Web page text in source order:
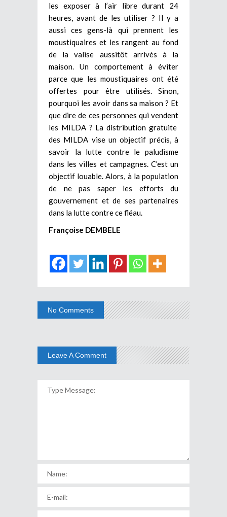
les exposer à l’air libre durant 24
heures, avant de les utiliser ? Il y a
aussi ces gens-là qui prennent les
moustiquaires et les rangent au fond
de la valise aussitôt arrivés à la
maison. Un comportement à éviter
parce que les moustiquaires ont été
offertes pour être utilisés. Sinon,
pourquoi les avoir dans sa maison ? Et
que dire de ces personnes qui vendent
les MILDA ? La distribution gratuite
des MILDA vise un objectif précis, à
savoir la lutte contre le paludisme
dans les villes et campagnes. C’est un
objectif louable. Alors, à la population
de ne pas saper les efforts du
gouvernement et de ses partenaires
dans la lutte contre ce fléau.
Françoise DEMBELE
No Comments
Leave A Comment